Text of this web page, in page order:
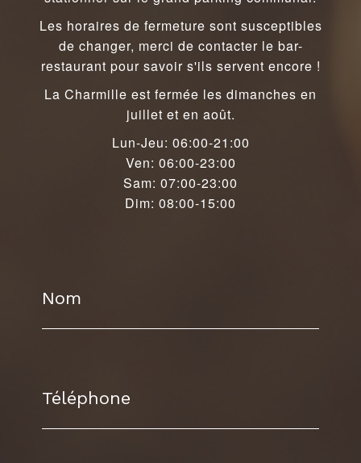
Les horaires de fermeture sont susceptibles
de changer, merci de contacter le bar-
restaurant pour savoir s'ils servent encore !
La Charmille est fermée les dimanches en
juillet et en août.
Lun-Jeu: 06:00-21:00
Ven: 06:00-23:00
Sam: 07:00-23:00
Dim: 08:00-15:00
Nom
Téléphone